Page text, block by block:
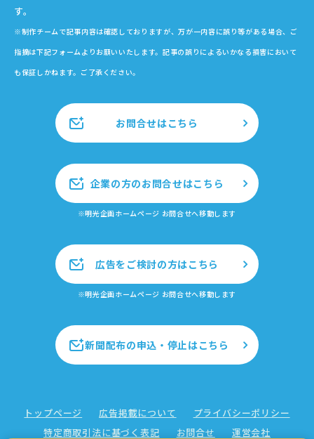
す。
※制作チームで記事内容は確認しておりますが、万が一内容に誤り等がある場合、ご
指摘は下記フォームよりお願いいたします。記事の誤りによるいかなる損害において
も保証しかねます。ご了承ください。
お問合せはこちら
企業の方のお問合せはこちら
※明光企画ホームページ お問合せへ移動します
広告をご検討の方はこちら
※明光企画ホームページ お問合せへ移動します
新聞配布の申込・停止はこちら
トップページ 広告掲載について
プライバシーポリシー
特定商取引法に基づく表記
お問合せ 運営会社